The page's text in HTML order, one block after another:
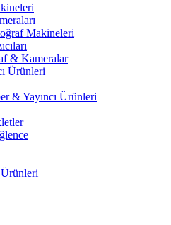
Makineleri
& Kameralar
Ürünleri
& Yayıncı Ürünleri